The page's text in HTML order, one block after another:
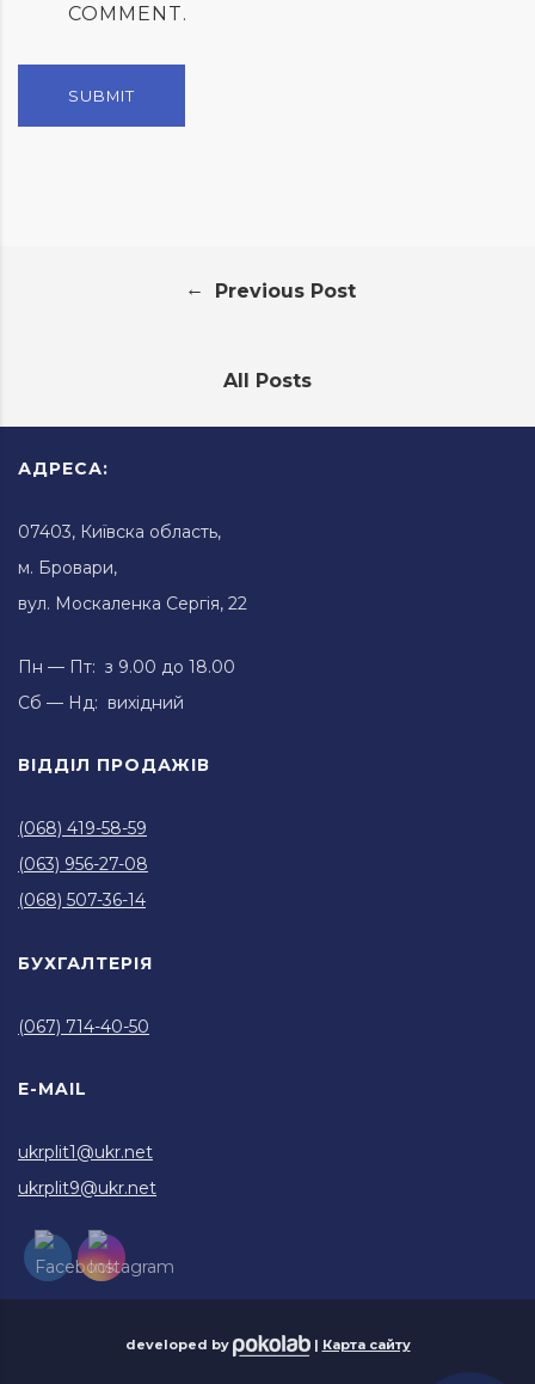
COMMENT.
← Previous Post
All Posts
АДРЕСА:
07403, Київска область,
м. Бровари,
вул. Москаленка Сергія, 22
Пн — Пт: з 9.00 до 18.00
Сб — Нд: вихідний
ВІДДІЛ ПРОДАЖІВ
(068) 419-58-59
(063) 956-27-08
(068) 507-36-14
БУХГАЛТЕРІЯ
(067) 714-40-50
E-MAIL
ukrplit1@ukr.net
ukrplit9@ukr.net
developed by | Карта сайту